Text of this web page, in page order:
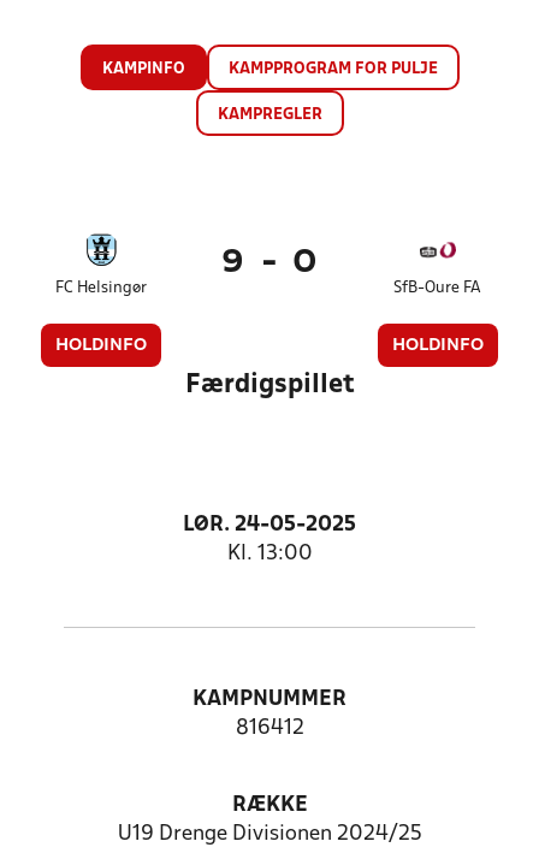
KAMPINFO KAMPPROGRAM FOR PULJE
KAMPREGLER
FC Helsingør
HOLDINFO
9 - 0
SfB-Oure FA
HOLDINFO
Færdigspillet
LØR. 24-05-2025
Kl. 13:00
KAMPNUMMER
816412
RÆKKE
U19 Drenge Divisionen 2024/25